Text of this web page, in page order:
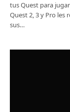
tus Quest para
Quest 2, 3 y Pro les
sus…